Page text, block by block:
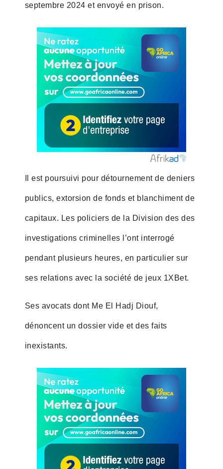
septembre 2024 et envoyé en prison.
Il est poursuivi pour détournement de deniers
publics, extorsion de fonds et blanchiment de
capitaux. Les policiers de la Division des des
investigations criminelles l’ont interrogé
pendant plusieurs heures, en particulier sur
ses relations avec la société de jeux 1XBet.
Ses avocats dont Me El Hadj Diouf,
dénoncent un dossier vide et des faits
inexistants.